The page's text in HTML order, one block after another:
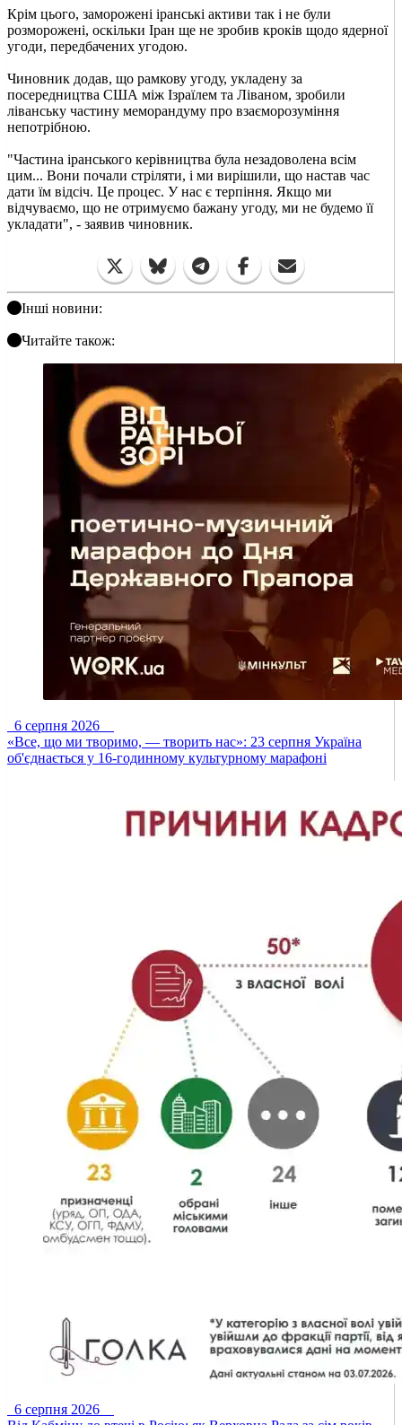
Крім цього, заморожені іранські активи так і не були
розморожені, оскільки Іран ще не зробив кроків щодо ядерної
угоди, передбачених угодою.
Чиновник додав, що рамкову угоду, укладену за
посередництва США між Ізраїлем та Ліваном, зробили
ліванську частину меморандуму про взаєморозуміння
непотрібною.
"Частина іранського керівництва була незадоволена всім
цим... Вони почали стріляти, і ми вирішили, що настав час
дати їм відсіч. Це процес. У нас є терпіння. Якщо ми
відчуваємо, що не отримуємо бажану угоду, ми не будемо її
укладати", - заявив чиновник.
Інші новини:
Читайте також:
6 серпня 2026
«Все, що ми творимо, — творить нас»: 23 серпня Україна
об'єднається у 16-годинному культурному марафоні
6 серпня 2026